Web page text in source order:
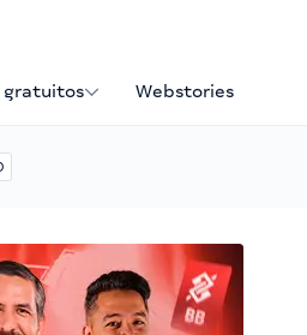
gratuitos Webstories